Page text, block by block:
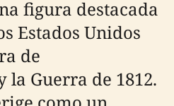
figura destacada
Estados Unidos
de
la Guerra de 1812.